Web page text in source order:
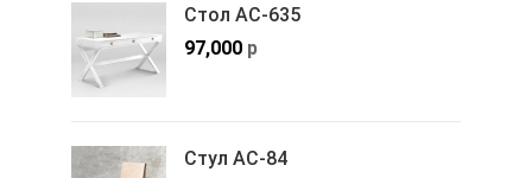
Стол АС-635
97,000 р
Стул АС-84